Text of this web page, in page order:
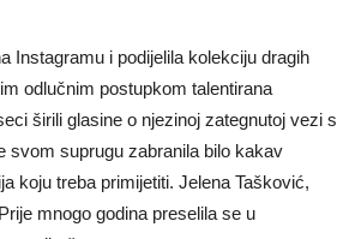
Instagramu i podijelila kolekciju dragih
odlučnim postupkom talentirana
širili glasine o njezinoj zategnutoj vezi s
svom suprugu zabranila bilo kakav
koju treba primijetiti. Jelena Tašković,
mnogo godina preselila se u